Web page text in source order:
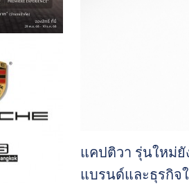
แคปติวา รุ่นใหม่ยั
แบรนด์และธุรกิจ